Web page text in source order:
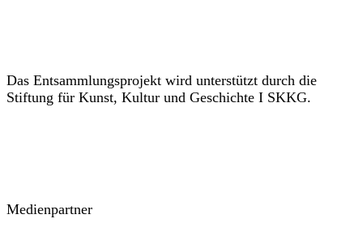
Das Entsammlungsprojekt wird unterstützt durch die
Stiftung für Kunst, Kultur und Geschichte I SKKG.
Medienpartner